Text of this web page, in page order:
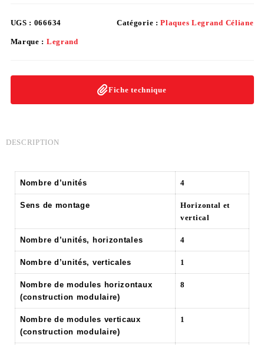
UGS : 066634 Catégorie :Plaques Legrand Céliane
Marque : Legrand
Fiche technique
DESCRIPTION
Nombre d’unités 4
Sens de montage
Horizontal et
vertical
Nombre d’unités, horizontales 4
Nombre d’unités, verticales 1
Nombre de modules horizontaux
(construction modulaire)
8
Nombre de modules verticaux
(construction modulaire)
1